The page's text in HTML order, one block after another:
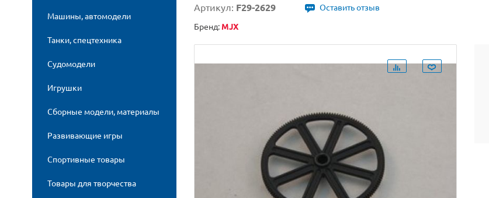
Машины, автомодели
Танки, спецтехника
Судомодели
Игрушки
Сборные модели, материалы
Развивающие игры
Спортивные товары
Товары для творчества
Артикул: F29-2629
Оставить отзыв
Бренд: MJX